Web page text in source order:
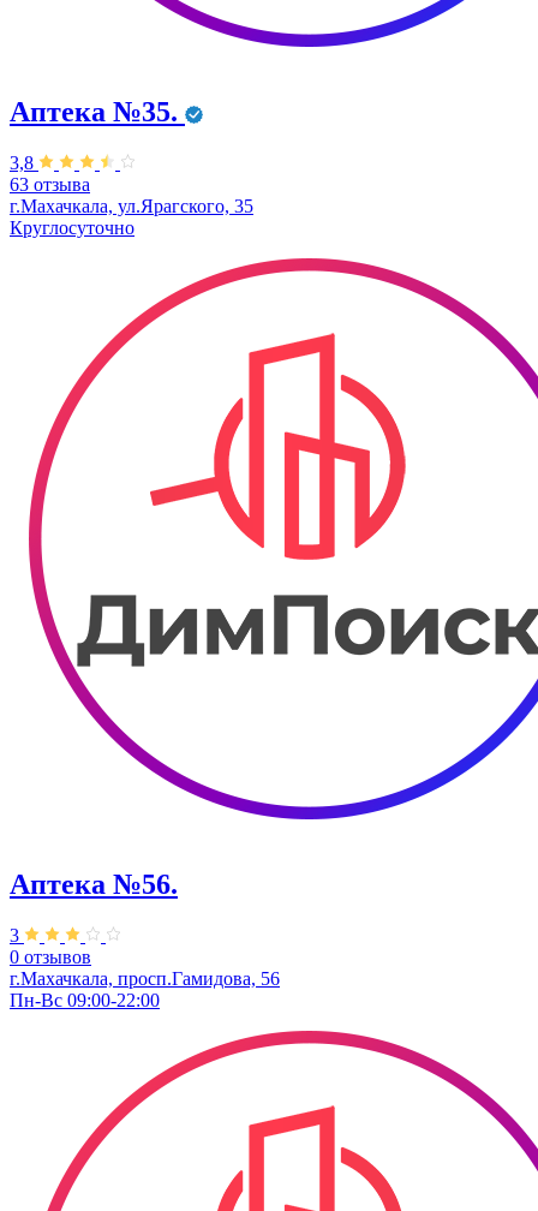
Аптека №35.
3,8
63 отзыва
г.Махачкала, ул.Ярагского, 35
Круглосуточно
Аптека №56.
3
0 отзывов
г.Махачкала, ​просп.Гамидова, 56
Пн-Вс 09:00-22:00